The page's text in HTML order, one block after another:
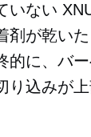
いない
剤が乾い
的に、バ
り込みが